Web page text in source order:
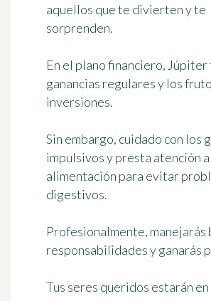
aquellos que te divierten y te
sorprenden.
En el plano financiero,
ganancias regulares y los
inversiones.
Sin embargo, cuidado con los
impulsivos y presta atención
alimentación para evitar
digestivos.
Profesionalmente, manejarás
responsabilidades y ganarás
Tus seres queridos estarán